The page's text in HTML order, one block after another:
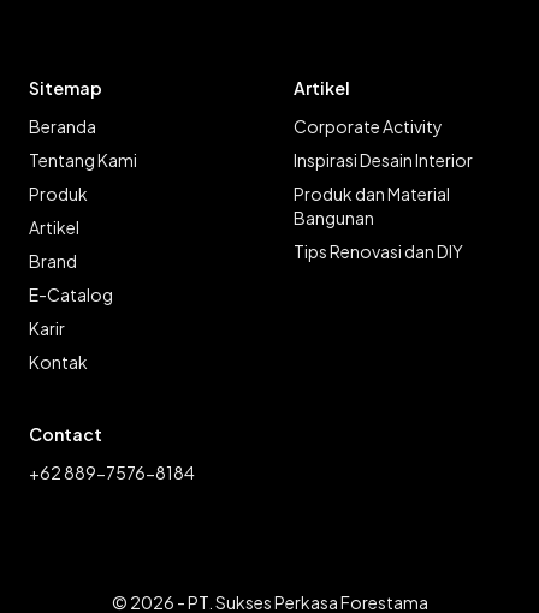
Sitemap
Beranda
Tentang Kami
Produk
Artikel
Brand
E-Catalog
Karir
Kontak
Artikel
Corporate Activity
Inspirasi Desain Interior
Produk dan Material
Bangunan
Tips Renovasi dan DIY
Contact
+62 889-7576-8184
© 2026 - PT. Sukses Perkasa Forestama